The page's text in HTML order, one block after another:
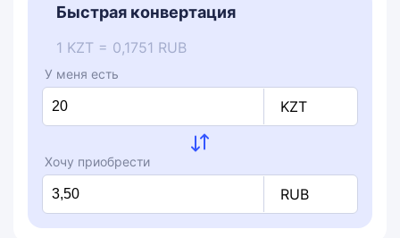
Быстрая конвертация
1 KZT = 0,1751 RUB
У меня есть
KZT
Хочу приобрести
RUB